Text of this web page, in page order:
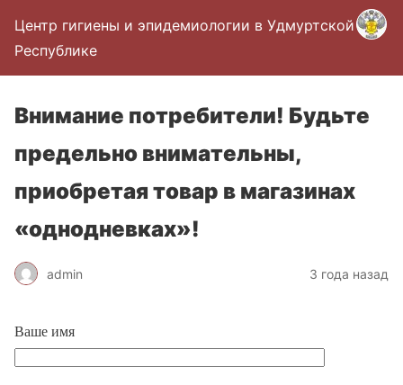
Центр гигиены и эпидемиологии в Удмуртской
Республике
Внимание потребители! Будьте
предельно внимательны,
приобретая товар в магазинах
«однодневках»!
admin 3 года назад
Ваше имя